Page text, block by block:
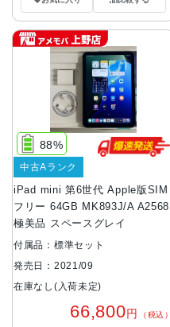
iPad mini 第6世代 Apple版SIM
フリー 64GB MK893J/A A2568
極美品 スペースグレイ
88%
中古Aランク
付属品：標準セット
発売日：2021/09
在庫なし(入荷未定)
66,800円 （税込）